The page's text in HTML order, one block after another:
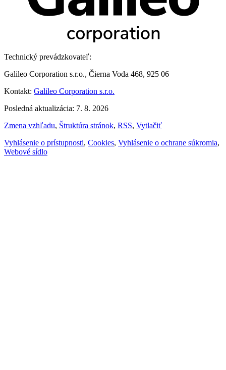
Technický prevádzkovateľ:
Galileo Corporation s.r.o., Čierna Voda 468, 925 06
Kontakt: Galileo Corporation s.r.o.
Posledná aktualizácia: 7. 8. 2026
Zmena vzhľadu, Štruktúra stránok, RSS, Vytlačiť
Vyhlásenie o prístupnosti, Cookies, Vyhlásenie o ochrane súkromia,
Webové sídlo